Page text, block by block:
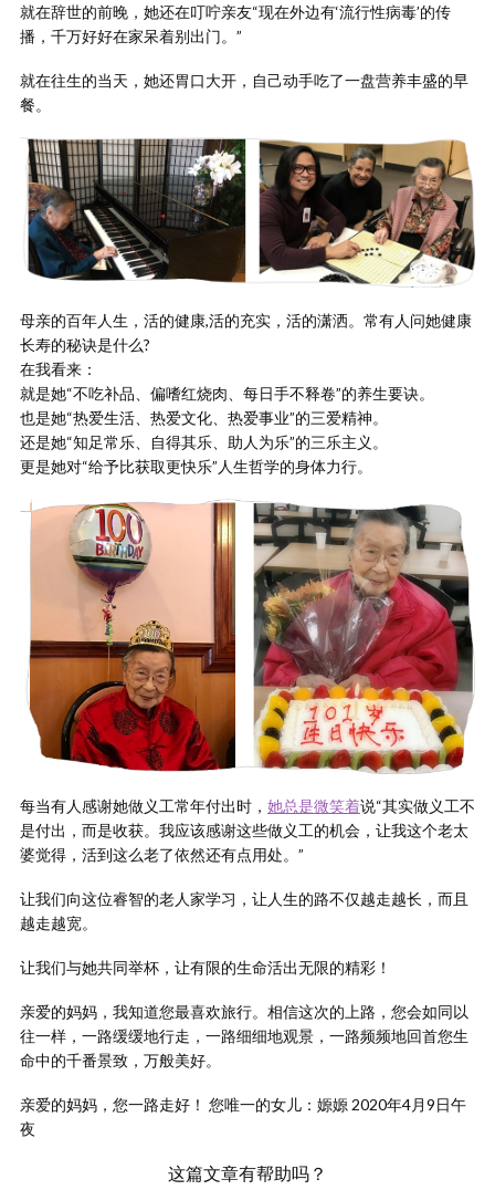
就在辞世的前晚，她还在叮咛亲友“现在外边有‘流行性病毒’的传
播，千万好好在家呆着别出门。”
就在往生的当天，她还胃口大开，自己动手吃了一盘营养丰盛的早
餐。
母亲的百年人生，活的健康,活的充实，活的潇洒。常有人问她健康
长寿的秘诀是什么?
在我看来：
就是她“不吃补品、偏嗜红烧肉、每日手不释卷”的养生要诀。
也是她“热爱生活、热爱文化、热爱事业”的三爱精神。
还是她“知足常乐、自得其乐、助人为乐”的三乐主义。
更是她对“给予比获取更快乐”人生哲学的身体力行。
每当有人感谢她做义工常年付出时， 她总是微笑着说“其实做义工不
是付出，而是收获。我应该感谢这些做义工的机会，让我这个老太
婆觉得，活到这么老了依然还有点用处。”
让我们向这位睿智的老人家学习，让人生的路不仅越走越长，而且
越走越宽。
让我们与她共同举杯，让有限的生命活出无限的精彩！
亲爱的妈妈，我知道您最喜欢旅行。相信这次的上路，您会如同以
往一样，一路缓缓地行走，一路细细地观景，一路频频地回首您生
命中的千番景致，万般美好。
亲爱的妈妈，您一路走好！ 您唯一的女儿：嫄嫄 2020年4月9日午
夜
这篇文章有帮助吗？